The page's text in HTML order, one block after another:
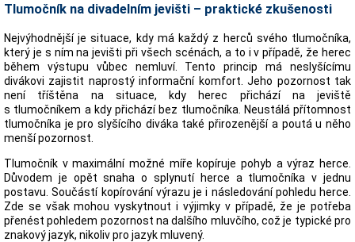
Tlumočník na divadelním jevišti – praktické zkušenosti
Nejvýhodnější je situace, kdy má každý z herců svého tlumočníka,
který je s ním na jevišti při všech scénách, a to i v případě, že herec
během výstupu vůbec nemluví. Tento princip má neslyšícímu
divákovi zajistit naprostý informační komfort. Jeho pozornost tak
není tříštěna na situace, kdy herec přichází na jeviště
s tlumočníkem a kdy přichází bez tlumočníka. Neustálá přítomnost
tlumočníka je pro slyšícího diváka také přirozenější a poutá u něho
menší pozornost.
Tlumočník v maximální možné míře kopíruje pohyb a výraz herce.
Důvodem je opět snaha o splynutí herce a tlumočníka v jednu
postavu. Součástí kopírování výrazu je i následování pohledu herce.
Zde se však mohou vyskytnout i výjimky v případě, že je potřeba
přenést pohledem pozornost na dalšího mluvčího, což je typické pro
znakový jazyk, nikoliv pro jazyk mluvený.